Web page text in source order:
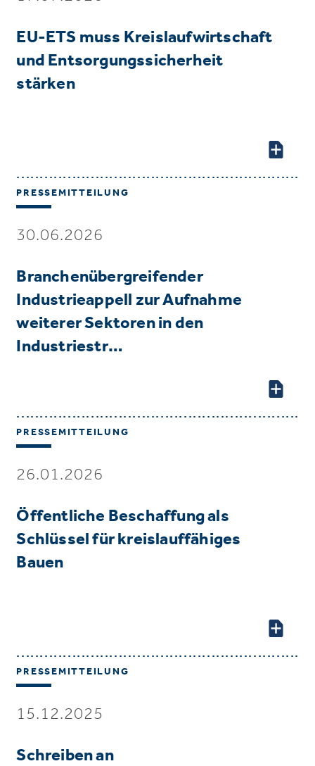
EU-ETS muss Kreislaufwirtschaft
und Entsorgungssicherheit
stärken
PRESSEMITTEILUNG
30.06.2026
Branchenübergreifender
Industrieappell zur Aufnahme
weiterer Sektoren in den
Industriestr…
PRESSEMITTEILUNG
26.01.2026
Öffentliche Beschaffung als
Schlüssel für kreislauffähiges
Bauen
PRESSEMITTEILUNG
15.12.2025
Schreiben an